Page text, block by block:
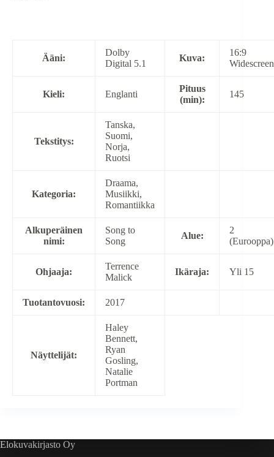
Ääni:
Dolby
Digital 5.1
Kuva:
16:9
Widescreen
Kieli: Englanti
Pituus
(min):
145
Tekstitys:
Tanska,
Suomi,
Norja,
Ruotsi
Kategoria:
Draama,
Musiikki,
Romantiikka
Alkuperäinen
nimi:
Song to
Song
Alue:
2
(Eurooppa)
Ohjaaja:
Terrence
Malick
Ikäraja: Yli 15
Tuotantovuosi: 2017
Näyttelijät:
Haley
Bennett,
Ryan
Gosling,
Natalie
Portman
Elokuvakirjasto Oy